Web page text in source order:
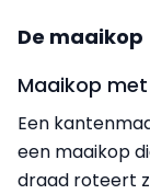
De maaikop
Maaikop
Een
een maaikop
draad roteert